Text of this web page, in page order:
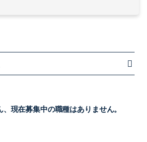
現在募集中の職種はありません。